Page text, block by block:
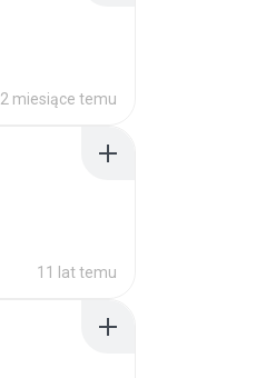
2 miesiące temu
11 lat temu